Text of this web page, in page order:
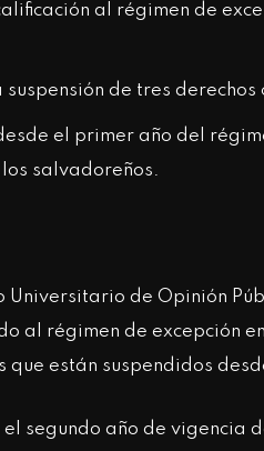
al régimen de
de tres derechos
el primer año del
salvadoreños.
Universitario de Opinión
al régimen de excepción
están suspendidos
segundo año de vigencia